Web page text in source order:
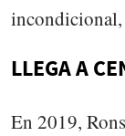
incondicional,
LLEGA A
En 2019,